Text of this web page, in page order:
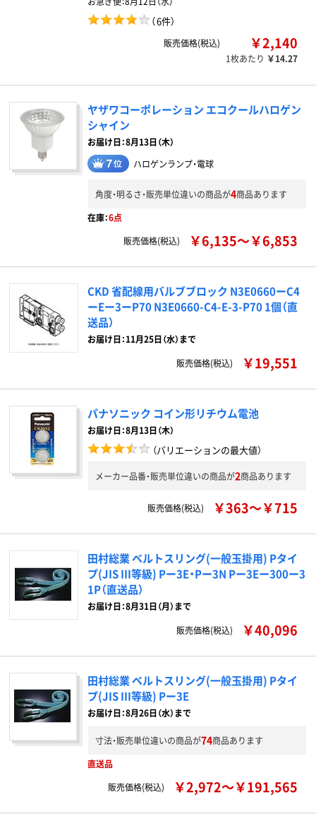
（6件）
販売価格(税込) ￥2,140
1枚あたり ￥14.27
ヤザワコーポレーション エコクールハロゲン
シャイン
お届け日：8月13日（木）
ハロゲンランプ・電球
角度・明るさ・販売単位違いの商品が4商品あります
在庫：6点
販売価格(税込)
￥6,135～￥6,853
CKD 省配線用バルブブロック N3E0660ーC4
ーEー3ーP70 N3E0660-C4-E-3-P70 1個（直
送品）
お届け日：11月25日（水）まで
販売価格(税込)
￥19,551
パナソニック コイン形リチウム電池
お届け日：8月13日（木）
（バリエーションの最大値）
メーカー品番・販売単位違いの商品が2商品あります
販売価格(税込) ￥363～￥715
田村総業 ベルトスリング(一般玉掛用) Pタイ
プ(JIS III等級) Pー3E・Pー3N Pー3Eー300ー3
1P（直送品）
お届け日：8月31日（月）まで
販売価格(税込)
￥40,096
田村総業 ベルトスリング(一般玉掛用) Pタイ
プ(JIS III等級) Pー3E
お届け日：8月26日（水）まで
寸法・販売単位違いの商品が74商品あります
直送品
販売価格(税込)
￥2,972～￥191,565